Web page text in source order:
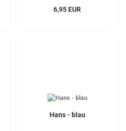
6,95 EUR
Hans - blau